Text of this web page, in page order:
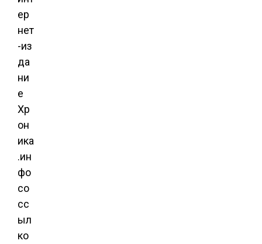
ер
нет
-из
да
ни
е
Хр
он
ика
.ин
фо
со
сс
ыл
ко